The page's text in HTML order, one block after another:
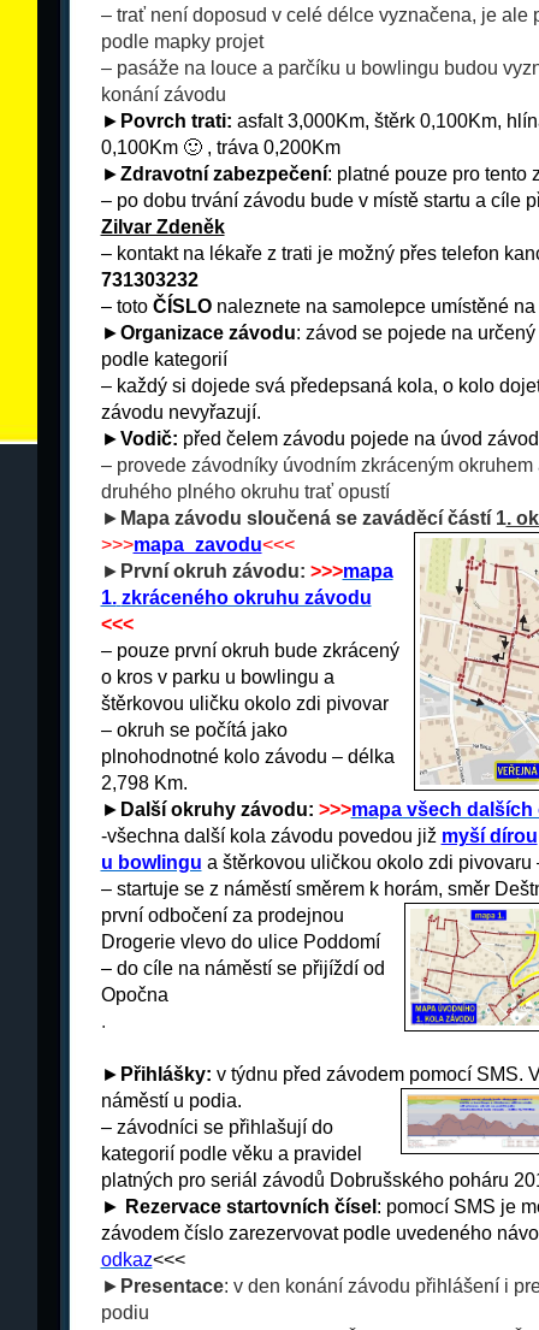
– trať není doposud v celé délce vyznačena, je ale
podle mapky projet
– pasáže na louce a parčíku u bowlingu budou
konání závodu
► Povrch trati: asfalt 3,000Km, štěrk 0,100Km,
0,100Km 🙂 , tráva 0,200Km
►Zdravotní zabezpečení: platné pouze pro tento
– po dobu trvání závodu bude v místě startu a cíle
Zilvar Zdeněk
– kontakt na lékaře z trati je možný přes telefon
731303232
– toto ČÍSLOnaleznete na samolepce umístěné
►Organizace závodu: závod se pojede na
podle kategorií
– každý si dojede svá předepsaná kola, o kolo
závodu nevyřazují.
►Vodič: před čelem závodu pojede na úvod
– provede závodníky úvodním zkráceným
druhého plného okruhu trať opustí
► Mapa závodu sloučená se zaváděcí částí 1.
>>>mapa_zavodu<<<
► První okruh závodu: >>>mapa
1. zkráceného okruhu závodu
<<<
– pouze první okruh bude zkrácený
o kros v parku u bowlingu a
štěrkovou uličku okolo zdi pivovar
– okruh se počítá jako
plnohodnotné kolo závodu – délka
2,798 Km.
► Další okruhy závodu: >>>mapa všech
-všechna další kola závodu povedou již myší dírou
u bowlingu a štěrkovou uličkou okolo zdi pivovaru
– startuje se z náměstí směrem k horám, směr
první odbočení za prodejnou
Drogerie vlevo do ulice Poddomí
– do cíle na náměstí se přijíždí od
Opočna
.
► Přihlášky: v týdnu před závodem pomocí SMS.
náměstí u podia.
– závodníci se přihlašují do
kategorií podle věku a pravidel
platných pro seriál závodů Dobrušského poháru
► Rezervace startovních čísel : pomocí SMS je
závodem číslo zarezervovat podle uvedeného
odkaz<<<
► Presentace: v den konání závodu přihlášení i
podiu